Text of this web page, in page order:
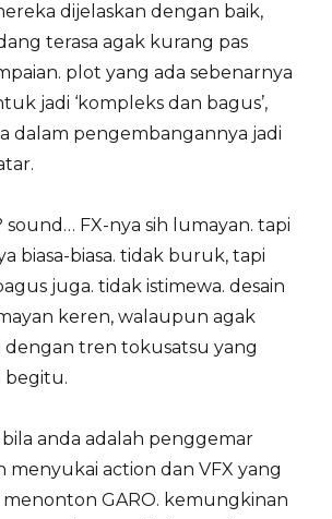
dijelaskan dengan baik,
terasa agak kurang pas
plot yang ada sebenarnya
jadi ‘kompleks dan bagus’,
dalam pengembangannya jadi
sound… FX-nya sih lumayan. tapi
biasa-biasa. tidak buruk, tapi
juga. tidak istimewa. desain
keren, walaupun agak
dengan tren tokusatsu yang
begitu.
bila anda adalah penggemar
menyukai action dan VFX yang
menonton GARO. kemungkinan